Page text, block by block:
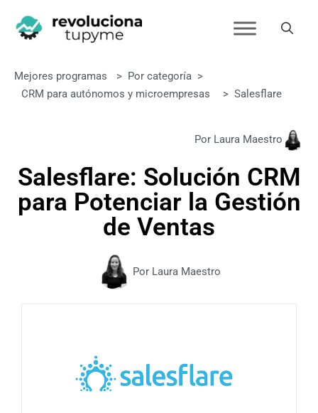
Mejores programas > Por categoría >
CRM para autónomos y microempresas
> Salesflare
Por Laura Maestro
Salesflare: Solución CRM
para Potenciar la Gestión
de Ventas
Por Laura Maestro